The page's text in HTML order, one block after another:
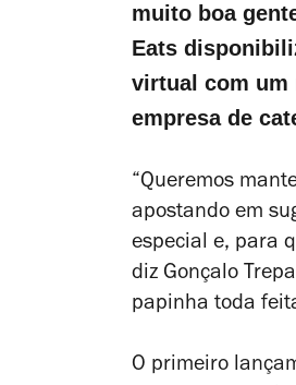
muito boa
Eats
virtual com um
empresa de
“Queremos
apostando em
especial e, para
diz Gonçalo
papinha toda
O primeiro